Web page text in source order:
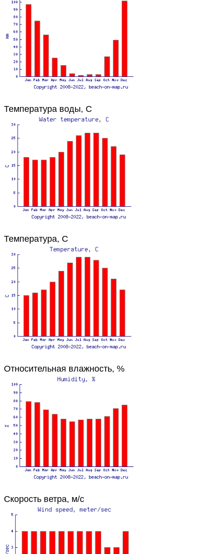
Температура воды, C
Температура, C
Относительная влажность, %
Скорость ветра, м/с